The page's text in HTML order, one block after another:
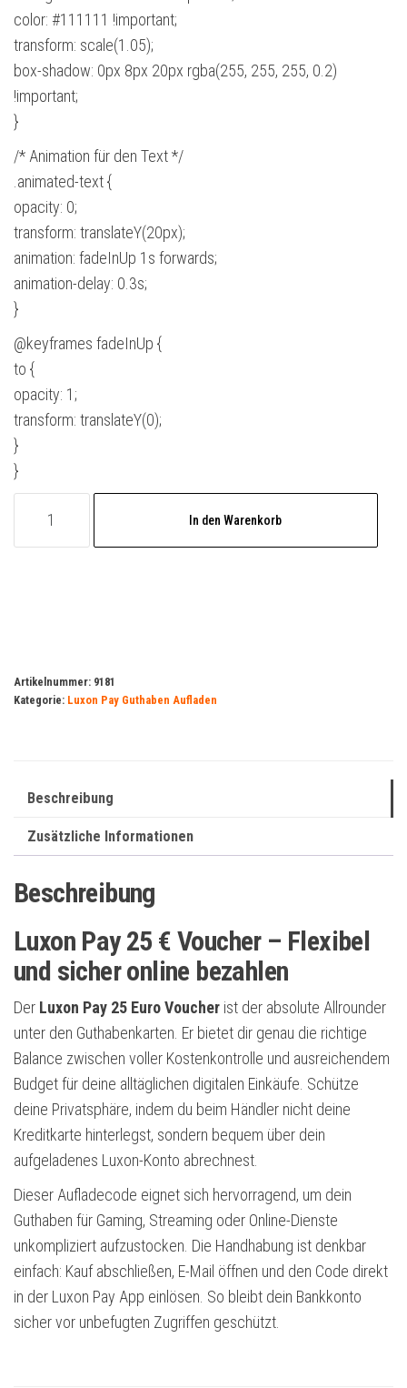
color: #111111 !important;
transform: scale(1.05);
box-shadow: 0px 8px 20px rgba(255, 255, 255, 0.2)
!important;
}
/* Animation für den Text */
.animated-text {
opacity: 0;
transform: translateY(20px);
animation: fadeInUp 1s forwards;
animation-delay: 0.3s;
}
@keyframes fadeInUp {
to {
opacity: 1;
transform: translateY(0);
}
}
In den Warenkorb
Artikelnummer: 9181
Kategorie: Luxon Pay Guthaben Aufladen
Beschreibung
Zusätzliche Informationen
Beschreibung
Luxon Pay 25 € Voucher – Flexibel
und sicher online bezahlen
Der Luxon Pay 25 Euro Voucher ist der absolute Allrounder
unter den Guthabenkarten. Er bietet dir genau die richtige
Balance zwischen voller Kostenkontrolle und ausreichendem
Budget für deine alltäglichen digitalen Einkäufe. Schütze
deine Privatsphäre, indem du beim Händler nicht deine
Kreditkarte hinterlegst, sondern bequem über dein
aufgeladenes Luxon-Konto abrechnest.
Dieser Aufladecode eignet sich hervorragend, um dein
Guthaben für Gaming, Streaming oder Online-Dienste
unkompliziert aufzustocken. Die Handhabung ist denkbar
einfach: Kauf abschließen, E-Mail öffnen und den Code direkt
in der Luxon Pay App einlösen. So bleibt dein Bankkonto
sicher vor unbefugten Zugriffen geschützt.